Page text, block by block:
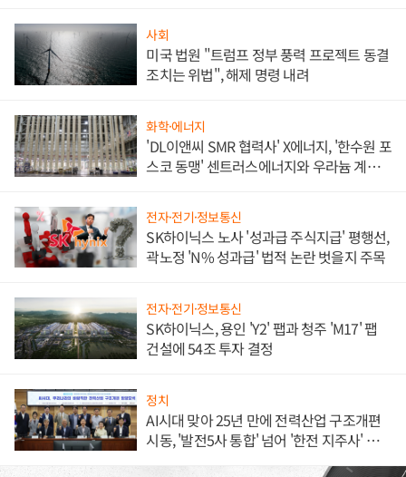
사회
미국 법원 "트럼프 정부 풍력 프로젝트 동결
조치는 위법", 해제 명령 내려
화학·에너지
'DL이앤씨 SMR 협력사' X에너지, '한수원 포
스코 동맹' 센트러스에너지와 우라늄 계약
전자·전기·정보통신
SK하이닉스 노사 '성과급 주식지급' 평행선,
곽노정 'N% 성과급' 법적 논란 벗을지 주목
전자·전기·정보통신
SK하이닉스, 용인 'Y2' 팹과 청주 'M17' 팹
건설에 54조 투자 결정
정치
AI시대 맞아 25년 만에 전력산업 구조개편
시동, '발전5사 통합' 넘어 '한전 지주사' 재편